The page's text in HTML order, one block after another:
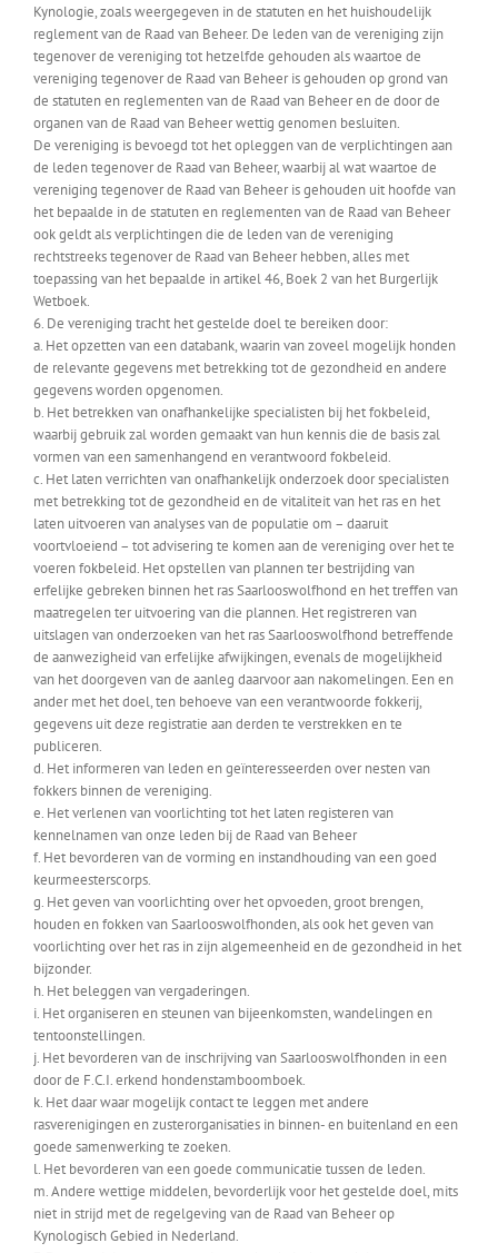
Kynologie, zoals weergegeven in de statuten en het huishoudelijk
reglement van de Raad van Beheer. De leden van de vereniging zijn
tegenover de vereniging tot hetzelfde gehouden als waartoe de
vereniging tegenover de Raad van Beheer is gehouden op grond van
de statuten en reglementen van de Raad van Beheer en de door de
organen van de Raad van Beheer wettig genomen besluiten.
De vereniging is bevoegd tot het opleggen van de verplichtingen aan
de leden tegenover de Raad van Beheer, waarbij al wat waartoe de
vereniging tegenover de Raad van Beheer is gehouden uit hoofde van
het bepaalde in de statuten en reglementen van de Raad van Beheer
ook geldt als verplichtingen die de leden van de vereniging
rechtstreeks tegenover de Raad van Beheer hebben, alles met
toepassing van het bepaalde in artikel 46, Boek 2 van het Burgerlijk
Wetboek.
6. De vereniging tracht het gestelde doel te bereiken door:
a. Het opzetten van een databank, waarin van zoveel mogelijk honden
de relevante gegevens met betrekking tot de gezondheid en andere
gegevens worden opgenomen.
b. Het betrekken van onafhankelijke specialisten bij het fokbeleid,
waarbij gebruik zal worden gemaakt van hun kennis die de basis zal
vormen van een samenhangend en verantwoord fokbeleid.
c. Het laten verrichten van onafhankelijk onderzoek door specialisten
met betrekking tot de gezondheid en de vitaliteit van het ras en het
laten uitvoeren van analyses van de populatie om – daaruit
voortvloeiend – tot advisering te komen aan de vereniging over het te
voeren fokbeleid. Het opstellen van plannen ter bestrijding van
erfelijke gebreken binnen het ras Saarlooswolfhond en het treffen van
maatregelen ter uitvoering van die plannen. Het registreren van
uitslagen van onderzoeken van het ras Saarlooswolfhond betreffende
de aanwezigheid van erfelijke afwijkingen, evenals de mogelijkheid
van het doorgeven van de aanleg daarvoor aan nakomelingen. Een en
ander met het doel, ten behoeve van een verantwoorde fokkerij,
gegevens uit deze registratie aan derden te verstrekken en te
publiceren.
d. Het informeren van leden en geïnteresseerden over nesten van
fokkers binnen de vereniging.
e. Het verlenen van voorlichting tot het laten registeren van
kennelnamen van onze leden bij de Raad van Beheer
f. Het bevorderen van de vorming en instandhouding van een goed
keurmeesterscorps.
g. Het geven van voorlichting over het opvoeden, groot brengen,
houden en fokken van Saarlooswolfhonden, als ook het geven van
voorlichting over het ras in zijn algemeenheid en de gezondheid in het
bijzonder.
h. Het beleggen van vergaderingen.
i. Het organiseren en steunen van bijeenkomsten, wandelingen en
tentoonstellingen.
j. Het bevorderen van de inschrijving van Saarlooswolfhonden in een
door de F.C.I. erkend hondenstamboomboek.
k. Het daar waar mogelijk contact te leggen met andere
rasverenigingen en zusterorganisaties in binnen- en buitenland en een
goede samenwerking te zoeken.
l. Het bevorderen van een goede communicatie tussen de leden.
m. Andere wettige middelen, bevorderlijk voor het gestelde doel, mits
niet in strijd met de regelgeving van de Raad van Beheer op
Kynologisch Gebied in Nederland.